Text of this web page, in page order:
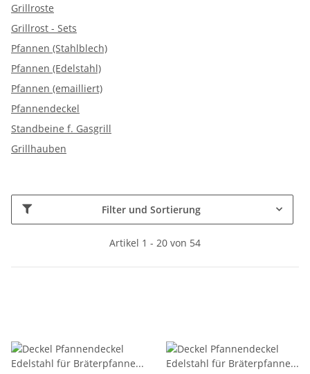
Grillroste
Grillrost - Sets
Pfannen (Stahlblech)
Pfannen (Edelstahl)
Pfannen (emailliert)
Pfannendeckel
Standbeine f. Gasgrill
Grillhauben
Filter und Sortierung
Artikel 1 - 20 von 54